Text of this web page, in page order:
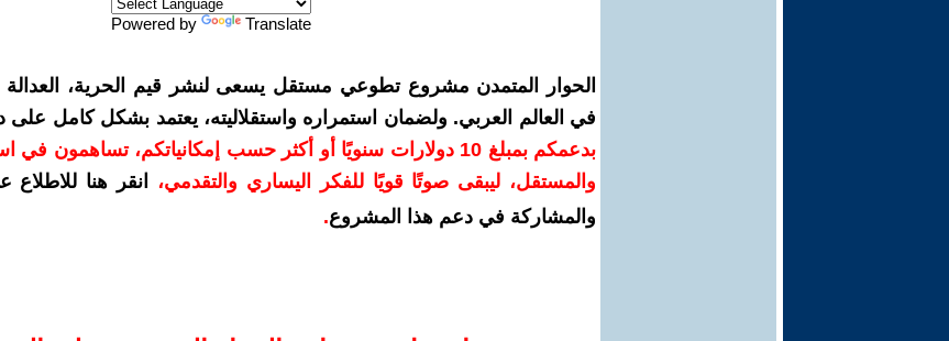
Powered by Translate
الحوار المتمدن مشروع تطوعي مستقل يسعى لنشر قيم الحرية، العدالة
في العالم العربي. ولضمان استمراره واستقلاليته، يعتمد بشكل كامل
بدعمكم بمبلغ 10 دولارات سنويًا أو أكثر حسب إمكانياتكم، تساهمون
والمستقل، ليبقى صوتًا قويًا للفكر اليساري والتقدمي،
انقر هنا
والمشاركة في دعم هذا المشروع.